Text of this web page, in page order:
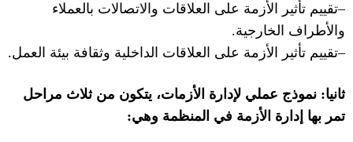
–تقييم تأثير الأزمة على العلاقات والاتصالات بالعملاء
والأطراف الخارجية.
–تقييم تأثير الأزمة على العلاقات الداخلية وثقافة بيئة العمل.
ثانيا: نموذج عملي لإدارة الأزمات، يتكون من ثلاث مراحل
تمر بها إدارة الأزمة في المنظمة وهي: